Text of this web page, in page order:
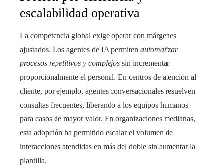
escalabilidad operativa
La competencia global exige operar con márgenes
ajustados. Los agentes de IA permiten automatizar
procesos repetitivos y complejos sin incrementar
proporcionalmente el personal. En centros de atención al
cliente, por ejemplo, agentes conversacionales resuelven
consultas frecuentes, liberando a los equipos humanos
para casos de mayor valor. En organizaciones medianas,
esta adopción ha permitido escalar el volumen de
interacciones atendidas en más del doble sin aumentar la
plantilla.